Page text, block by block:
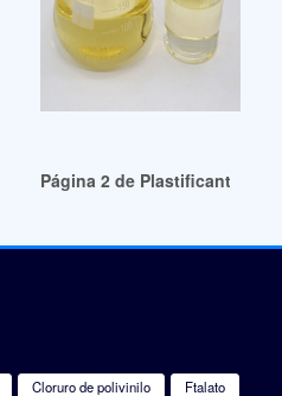
Archives-Chemceed Guatemala
Página 2 de Plastificantes en
Cloruro de polivinilo
Ftalato